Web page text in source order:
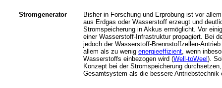
Stromgenerator
Bisher in Forschung und Erprobung ist vor
aus Erdgas oder Wasserstoff erzeugt und
Stromspeicherung in Akkus ermöglicht. Vor
einer Wasserstoff-Infrastruktur propagiert. Bei
jedoch der Wasserstoff-Brennstoffzellen-
allem als zu wenig energieeffizient, wenn
Wasserstoffs einbezogen wird (Well-toWeel ).
Konzept bei der Stromspeicherung
Gesamtsystem als die bessere Antriebstechnik